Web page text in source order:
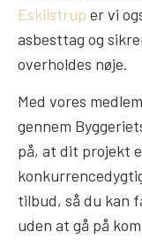
Eskilstrup er vi
asbesttag og
overholdes nøje.
Med vores
gennem
på, at dit projekt
tilbud, så du kan
uden at gå på